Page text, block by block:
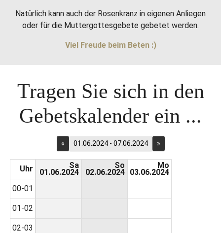
Natürlich kann auch der Rosenkranz in eigenen Anliegen
oder für die Muttergottesgebete gebetet werden.
Viel Freude beim Beten :)
Tragen Sie sich in den
Gebetskalender ein ...
« 01.06.2024 - 07.06.2024 »
Uhr
00-01
01-02
02-03
Sa
01.06.2024
So
02.06.2024
Mo
03.06.2024